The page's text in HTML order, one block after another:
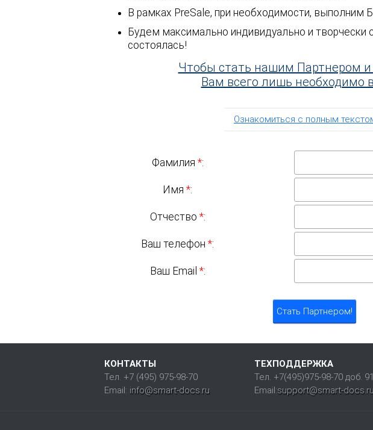
В рамках PreSale, при необходимости,
Будем максимально индивидуально и
состоялась!
Чтобы стать нашим Партнером
Вам всего лишь необходимо
Ознакомиться с полным
Фамилия *:
Имя *:
Отчество *:
Ваш телефон *:
Ваш Email *:
КОНТАКТЫ
Тел. +7 (495) 975-98-70
Email: info@smart-docs.ru
ТЕХПОДДЕРЖКА
Тел. +7(495)975-98-70 доб.
Email:support@smart-